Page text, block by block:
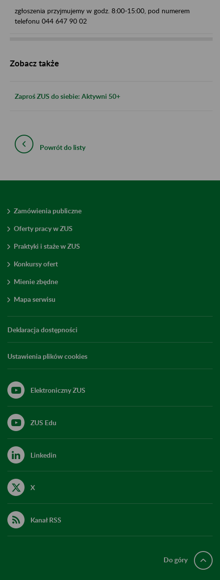
zgłoszenia przyjmujemy w godz. 8:00-15:00, pod numerem
telefonu 044 647 90 02
Zobacz także
Zaproś ZUS do siebie: Aktywni 50+
Powrót do listy
Zamówienia publiczne
Oferty pracy w ZUS
Praktyki i staże w ZUS
Konkursy ofert
Mienie zbędne
Mapa serwisu
Deklaracja dostępności
Ustawienia plików cookies
Elektroniczny ZUS
ZUS Edu
Linkedin
X
Kanał RSS
Do góry